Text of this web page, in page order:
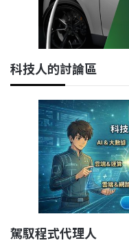
科技人的討論區
駕馭程式代理人